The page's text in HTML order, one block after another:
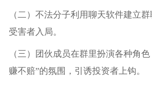
（二）不法分子利用聊天软件建立
受害者入局。
（三）团伙成员在群里扮演各种角
赚不赔”的氛围，引诱投资者上钩。